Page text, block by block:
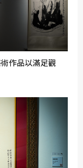
作品以滿足觀